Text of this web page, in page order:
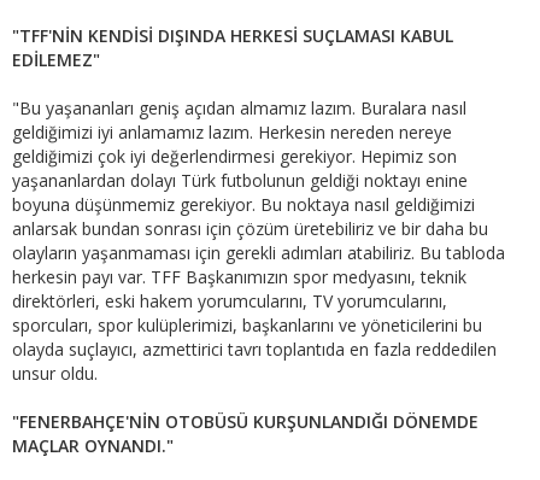
"TFF'NİN KENDİSİ DIŞINDA HERKESİ SUÇLAMASI KABUL
EDİLEMEZ"
"Bu yaşananları geniş açıdan almamız lazım. Buralara nasıl
geldiğimizi iyi anlamamız lazım. Herkesin nereden nereye
geldiğimizi çok iyi değerlendirmesi gerekiyor. Hepimiz son
yaşananlardan dolayı Türk futbolunun geldiği noktayı enine
boyuna düşünmemiz gerekiyor. Bu noktaya nasıl geldiğimizi
anlarsak bundan sonrası için çözüm üretebiliriz ve bir daha bu
olayların yaşanmaması için gerekli adımları atabiliriz. Bu tabloda
herkesin payı var. TFF Başkanımızın spor medyasını, teknik
direktörleri, eski hakem yorumcularını, TV yorumcularını,
sporcuları, spor kulüplerimizi, başkanlarını ve yöneticilerini bu
olayda suçlayıcı, azmettirici tavrı toplantıda en fazla reddedilen
unsur oldu.
"FENERBAHÇE'NİN OTOBÜSÜ KURŞUNLANDIĞI DÖNEMDE
MAÇLAR OYNANDI."